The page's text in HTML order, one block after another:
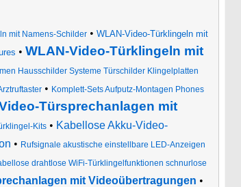
mit Namens-Schilder • WLAN-Video-Türklingeln mit
• WLAN-Video-Türklingeln mit
Hausschilder Systeme Türschilder Klingelplatten
• Komplett-Sets Aufputz-Montagen Phones
Türsprechanlagen mit
Kits• Kabellose Akku-Video-
• Rufsignale akustische einstellbare LED-Anzeigen
drahtlose WiFi-Türklingelfunktionen schnurlose
mit Videoübertragungen •